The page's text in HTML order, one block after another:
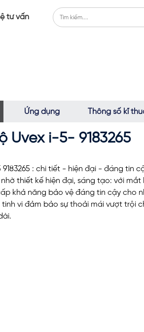
tư vấn
Ứng dụng Thông số kĩ
Uvex i-5- 9183265
: chi tiết - hiện đại - đáng tin
thiết kế hiện đại, sáng tạo: với mắt
khả năng bảo vệ đáng tin cậy cho
vi đảm bảo sự thoải mái vượt trội